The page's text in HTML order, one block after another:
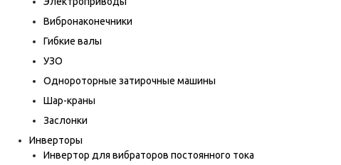
Вибронаконечники
Гибкие валы
УЗО
Однороторные затирочные машины
Шар-краны
Заслонки
Инверторы
Инвертор для вибраторов постоянного тока